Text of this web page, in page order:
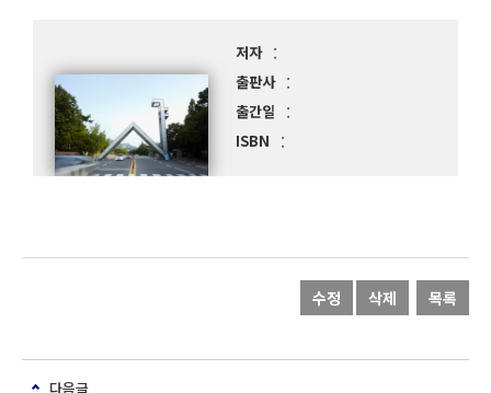
저자
출판사
출간일
ISBN
수정 삭제 목록
다음글